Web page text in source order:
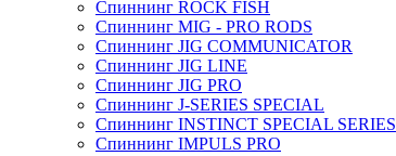
Спиннинг ROCK FISH
Спиннинг MIG - PRO RODS
Спиннинг JIG COMMUNICATOR
Спиннинг JIG LINE
Спиннинг JIG PRO
Спиннинг J-SERIES SPECIAL
Спиннинг INSTINCT SPECIAL SERIES
Спиннинг IMPULS PRO